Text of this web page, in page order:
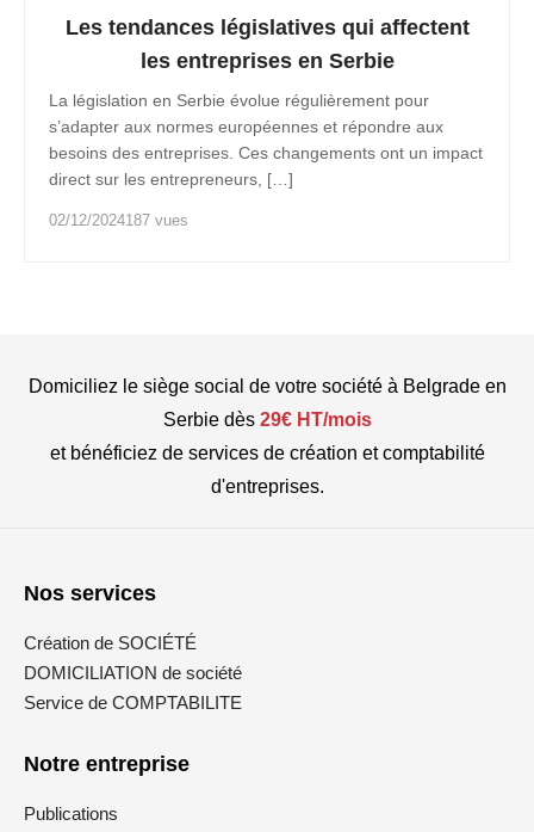
Les tendances législatives qui affectent
les entreprises en Serbie
La législation en Serbie évolue régulièrement pour
s’adapter aux normes européennes et répondre aux
besoins des entreprises. Ces changements ont un impact
direct sur les entrepreneurs, […]
02/12/2024187 vues
Domiciliez le siège social de votre société à Belgrade en
Serbie dès 29€ HT/mois
et bénéficiez de services de création et comptabilité
d'entreprises.
Nos services
Création de SOCIÉTÉ
DOMICILIATION de société
Service de COMPTABILITE
Notre entreprise
Publications